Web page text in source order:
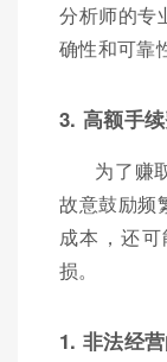
分析师的专
确性和可靠
3. 高额手
为了赚
故意鼓励频
成本，还
损。
1. 非法经